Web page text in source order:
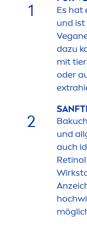
1
Es hat
und
dazu
mit
oder
2
und
auch